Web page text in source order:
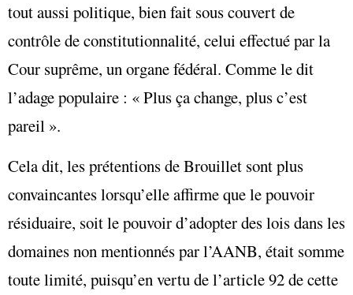
tout aussi politique, bien fait sous couvert de
contrôle de constitutionnalité, celui effectué par la
Cour suprême, un organe fédéral. Comme le dit
l’adage populaire : « Plus ça change, plus c’est
pareil ».
Cela dit, les prétentions de Brouillet sont plus
convaincantes lorsqu’elle affirme que le pouvoir
résiduaire, soit le pouvoir d’adopter des lois dans les
domaines non mentionnés par l’AANB, était somme
toute limité, puisqu’en vertu de l’article 92 de cette